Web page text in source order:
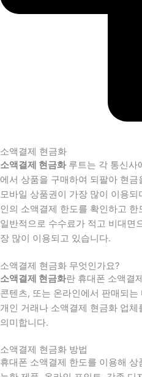
소액결제 현금화
소액결제 현금화루트는 각 통신사
에서 상품을 구매하여 되팔아 현
모바일 상품권이 가장 많이 이용
인의 소액결제 한도를 확인하고
일반적으로 수수료가 적고 비대면
장 많이 이용되고 있습니다.
소액결제 현금화 무엇인가요?
소액결제 현금화란 휴대폰 소액결
콘텐츠, 또는 온라인에서 판매되
개인 거래나 소액결제 현금화 업
의미합니다.
소액결제 현금화 방법
휴대폰 소액결제 한도를 이용해